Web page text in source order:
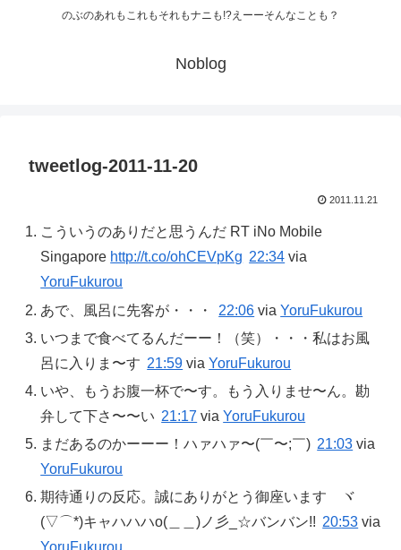
のぶのあれもこれもそれもナニも!?えーーそんなことも？
Noblog
tweetlog-2011-11-20
2011.11.21
こういうのありだと思うんだ RT iNo Mobile
Singapore http://t.co/ohCEVpKg 22:34 via
YoruFukurou
あで、風呂に先客が・・・
22:06 viaYoruFukurou
いつまで食べてるんだーー！（笑）・・・私はお風
呂に入りま〜す 21:59 viaYoruFukurou
いや、もうお腹一杯で〜す。もう入りませ〜ん。勘
弁して下さ〜〜い 21:17 viaYoruFukurou
まだあるのかーーー！ハァハァ〜(￣〜;￣) 21:03 via
YoruFukurou
期待通りの反応。誠にありがとう御座います ヾ
(▽⌒*)キャハハハo(＿＿)ノ彡_☆バンバン!! 20:53 via